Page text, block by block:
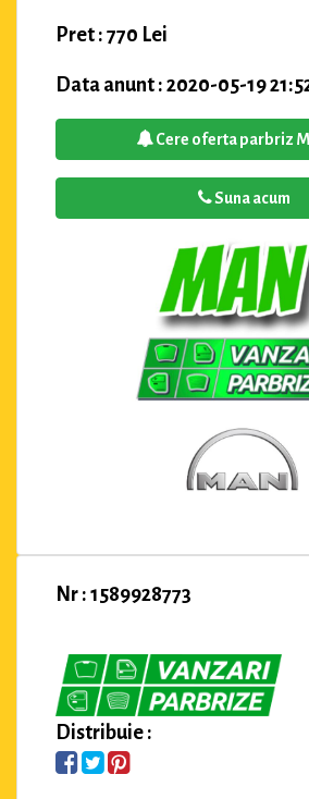
Pret : 770 Lei
Data anunt : 2020-05-19
Cere oferta parbriz
Suna acum
Nr : 1589928773
Distribuie :